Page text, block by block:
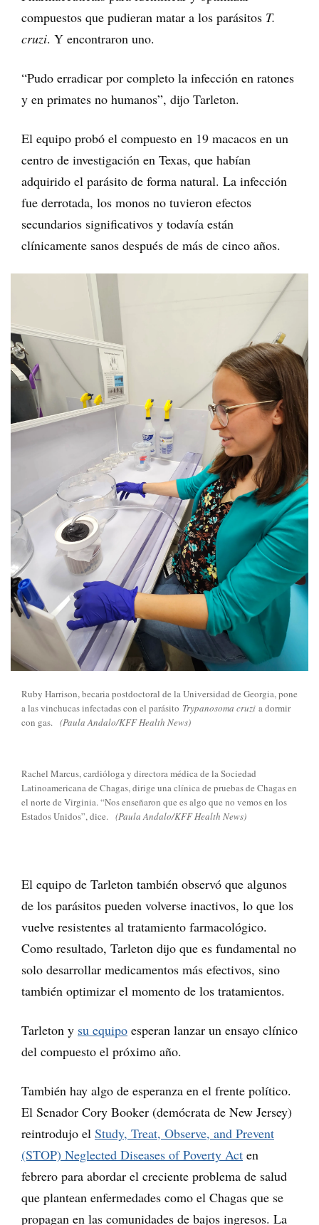
compuestos que pudieran matar a los parásitos T.
cruzi. Y encontraron uno.
“Pudo erradicar por completo la infección en ratones
y en primates no humanos”, dijo Tarleton.
El equipo probó el compuesto en 19 macacos en un
centro de investigación en Texas, que habían
adquirido el parásito de forma natural. La infección
fue derrotada, los monos no tuvieron efectos
secundarios significativos y todavía están
clínicamente sanos después de más de cinco años.
Ruby Harrison, becaria postdoctoral de la Universidad de Georgia, pone
a las vinchucas infectadas con el parásito Trypanosoma cruzi a dormir
con gas. (Paula Andalo/KFF Health News)
Rachel Marcus, cardióloga y directora médica de la Sociedad
Latinoamericana de Chagas, dirige una clínica de pruebas de Chagas en
el norte de Virginia. “Nos enseñaron que es algo que no vemos en los
Estados Unidos”, dice. (Paula Andalo/KFF Health News)
El equipo de Tarleton también observó que algunos
de los parásitos pueden volverse inactivos, lo que los
vuelve resistentes al tratamiento farmacológico.
Como resultado, Tarleton dijo que es fundamental no
solo desarrollar medicamentos más efectivos, sino
también optimizar el momento de los tratamientos.
Tarleton y su equipo esperan lanzar un ensayo clínico
del compuesto el próximo año.
También hay algo de esperanza en el frente político.
El Senador Cory Booker (demócrata de New Jersey)
reintrodujo el Study, Treat, Observe, and Prevent
(STOP) Neglected Diseases of Poverty Act en
febrero para abordar el creciente problema de salud
que plantean enfermedades como el Chagas que se
propagan en las comunidades de bajos ingresos. La